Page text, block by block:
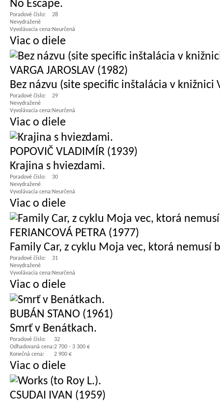
No Escape.
Poradové číslo:
28
Nevydražené
Vyvolávacia cena:Neurčená
Viac o diele
VARGA JAROSLAV (1982)
Bez názvu (site specific inštalácia v knižnici
Poradové číslo:
29
Nevydražené
Vyvolávacia cena:Neurčená
Viac o diele
POPOVIČ VLADIMÍR (1939)
Krajina s hviezdami.
Poradové číslo:
30
Nevydražené
Vyvolávacia cena:Neurčená
Viac o diele
FERIANCOVÁ PETRA (1977)
Family Car, z cyklu Moja vec, ktorá nemusí
Poradové číslo:
31
Nevydražené
Vyvolávacia cena:Neurčená
Viac o diele
BUBÁN STANO (1961)
Smrť v Benátkach.
Poradové číslo:
32
Odhadovaná cena:2 700 - 3 300 €
Konečná cena:
2 900 €
Viac o diele
CSUDAI IVAN (1959)